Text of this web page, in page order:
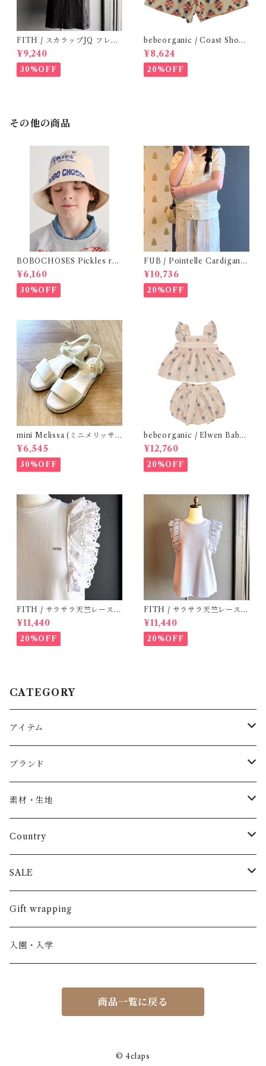
FITH / スカラップJQ フレン
チスリーブTシャツ (Black) /
Size 1・2
¥9,240
30%OFF
bebeorganic / Coast Short
s Under The Sea ( 3・５Y)
¥8,624
20%OFF
その他の商品
BOBOCHOSES Pickles rev
ersible hat / 52,54
¥6,160
30%OFF
FUB / Pointelle Cardigan e
cru ( 140,150 )
¥10,736
20%OFF
mini Melissa (ミニメリッサ)
/ MAR SANDAL
¥6,545
30%OFF
bebeorganic / Elwen Baby
Set Pink Petal Stripe(24ｍ)
¥12,760
20%OFF
FITH / サラサラ天竺レースT
シャツ (White) / 145・155
¥11,440
20%OFF
FITH / サラサラ天竺レースT
シャツ (BL) / 145・155
¥11,440
20%OFF
CATEGORY
アイテム
Baby
トップス
長袖
半袖
パンツ
長ズボン
半ズボン
スカート
ワンピース
カーディガン / 羽織もの
ブランド
AS WE GROW
ARCH&LINE
BABE & TESS
BOBOCHOSES
BONHEUR DU JOUR
素材・生地
コットン 100%
リネン( 麻 )
ウール
アルパカ
Country
France / フランス
Italy / イタリア
NY / ニューヨーク
Spain / スペイン
SALE
男の子
女の子
くつ・帽子・Bag
Gift wrapping
入園・入学
商品一覧に戻る
© 4claps